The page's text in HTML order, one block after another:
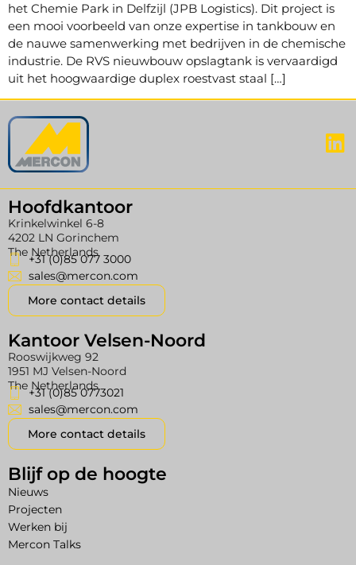
het Chemie Park in Delfzijl (JPB Logistics). Dit project is
een mooi voorbeeld van onze expertise in tankbouw en
de nauwe samenwerking met bedrijven in de chemische
industrie. De RVS nieuwbouw opslagtank is vervaardigd
uit het hoogwaardige duplex roestvast staal […]
Hoofdkantoor
Krinkelwinkel 6-8
4202 LN Gorinchem
The Netherlands
+31 (0)85 077 3000
sales@mercon.com
More contact details
Kantoor Velsen-Noord
Rooswijkweg 92
1951 MJ Velsen-Noord
The Netherlands
+31 (0)85 0773021
sales@mercon.com
More contact details
Blijf op de hoogte
Nieuws
Projecten
Werken bij
Mercon Talks